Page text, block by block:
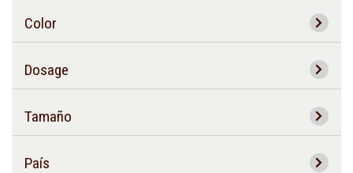
Color
Dosage
Tamaño
País